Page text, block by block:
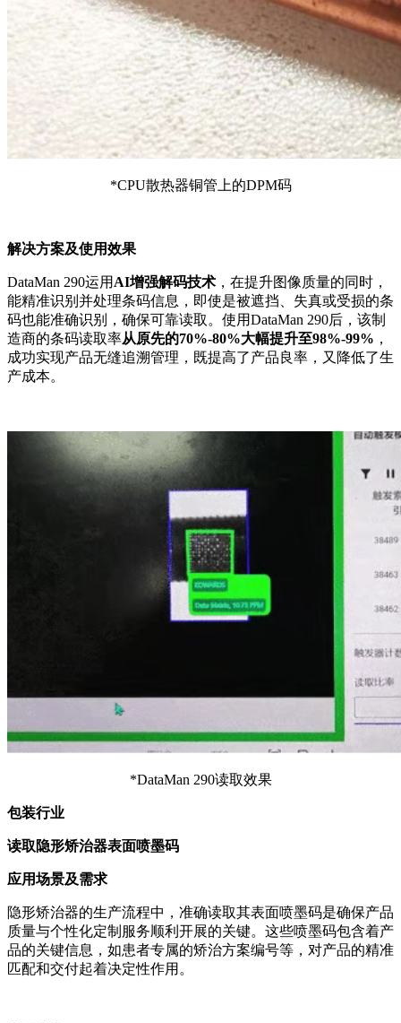
*CPU散热器铜管上的DPM码
解决方案及使用效果
DataMan 290运用 AI增强解码技术 ，在提升图像质量的同时，
能精准识别并处理条码信息，即使是被遮挡、失真或受损的条
码也能准确识别，确保可靠读取。使用DataMan 290后，该制
造商的条码读取率从原先的70%-80%大幅提升至98%-99% ，
成功实现产品无缝追溯管理，既提高了产品良率，又降低了生
产成本。
*DataMan 290读取效果
包装行业
读取隐形矫治器表面喷墨码
应用场景及需求
隐形矫治器的生产流程中，准确读取其表面喷墨码是确保产品
质量与个性化定制服务顺利开展的关键。这些喷墨码包含着产
品的关键信息，如患者专属的矫治方案编号等，对产品的精准
匹配和交付起着决定性作用。